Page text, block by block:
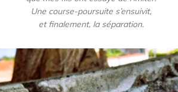
Une course-poursuite s’ensuivit,
et finalement, la séparation.